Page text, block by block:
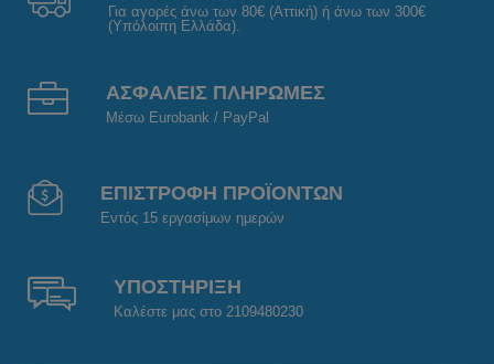
Για αγορές άνω των 80€ (Αττική) ή άνω των 300€
(Υπόλοιπη Ελλάδα).
ΑΣΦΑΛΕΙΣ ΠΛΗΡΩΜΕΣ
Μέσω Eurobank / PayPal
ΕΠΙΣΤΡΟΦΗ ΠΡΟΪΟΝΤΩΝ
Εντός 15 εργασίμων ημερών
ΥΠΟΣΤΗΡΙΞΗ
Καλέστε μας στο 2109480230